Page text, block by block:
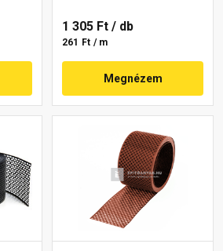
1 305 Ft / db
261 Ft / m
Megnézem